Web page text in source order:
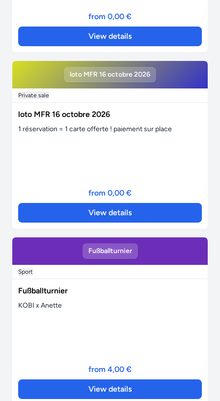
from 0,00 €
View details
loto MFR 16 octobre 2026
Private sale
loto MFR 16 octobre 2026
1 réservation = 1 carte offerte ! paiement sur place
from 0,00 €
View details
Fußballturnier
Sport
Fußballturnier
KOBI x Anette
from 4,00 €
View details